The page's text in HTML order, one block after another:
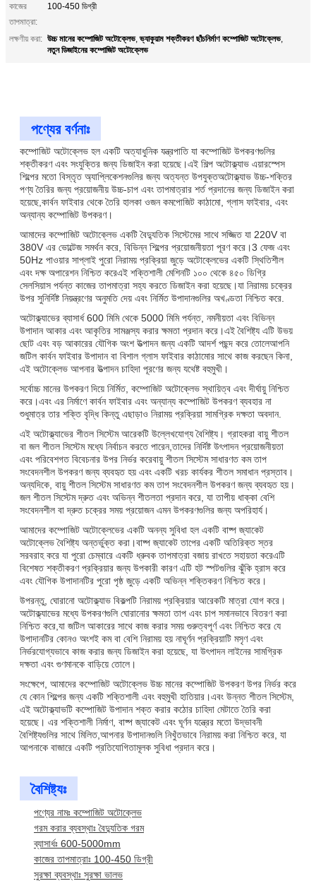
কাজের
তাপমাত্রা:
100-450 ডিগ্রী
লক্ষণীয় করা: উচ্চ মানের কম্পোজিট অটোক্লেভ,ভ্যাকুয়াম শক্তীকরণ ছাঁচনির্মাণ কম্পোজিট অটোক্লেভ,
নতুন ডিজাইনের কম্পোজিট অটোক্লেভ
পণ্যের বর্ণনাঃ
কম্পোজিট অটোক্লেভ হল একটি অত্যাধুনিক যন্ত্রপাতি যা কম্পোজিট উপকরণগুলির
শক্তীকরণ এবং সংযুক্তির জন্য ডিজাইন করা হয়েছে।এই শিল্প অটোক্ল্যাভ এয়ারস্পেস
শিল্পের মতো বিস্তৃত অ্যাপ্লিকেশনগুলির জন্য অত্যন্ত উপযুক্তঅটোক্ল্যাভ উচ্চ-শক্তির
পণ্য তৈরির জন্য প্রয়োজনীয় উচ্চ-চাপ এবং তাপমাত্রার শর্ত প্রদানের জন্য ডিজাইন করা
হয়েছে,কার্বন ফাইবার থেকে তৈরি হালকা ওজন কমপোজিট কাঠামো, গ্লাস ফাইবার, এবং
অন্যান্য কম্পোজিট উপকরণ।
আমাদের কম্পোজিট অটোক্লেভ একটি বৈদ্যুতিক সিস্টেমের সাথে সজ্জিত যা 220V বা
380V এর ভোল্টেজ সমর্থন করে, বিভিন্ন শিল্পের প্রয়োজনীয়তা পূরণ করে।3 ফেজ এবং
50Hz পাওয়ার সাপ্লাই পুরো নিরাময় প্রক্রিয়া জুড়ে অটোক্লেভের একটি স্থিতিশীল
এবং দক্ষ অপারেশন নিশ্চিত করেএই শক্তিশালী মেশিনটি ১০০ থেকে ৪৫০ ডিগ্রি
সেলসিয়াস পর্যন্ত কাজের তাপমাত্রা সহ্য করতে ডিজাইন করা হয়েছে।যা নিরাময় চক্রের
উপর সুনির্দিষ্ট নিয়ন্ত্রণের অনুমতি দেয় এবং নির্মিত উপাদানগুলির অখণ্ডতা নিশ্চিত করে.
অটোক্ল্যাভের ব্যাসার্ধ 600 মিমি থেকে 5000 মিমি পর্যন্ত, নমনীয়তা এবং বিভিন্ন
উপাদান আকার এবং আকৃতির সামঞ্জস্য করার ক্ষমতা প্রদান করে।এই বৈশিষ্ট্য এটি উভয়
ছোট এবং বড় আকারের যৌগিক অংশ উত্পাদন জন্য একটি আদর্শ পছন্দ করে তোলেআপনি
জটিল কার্বন ফাইবার উপাদান বা বিশাল গ্লাস ফাইবার কাঠামোর সাথে কাজ করছেন কিনা,
এই অটোক্লেভ আপনার উত্পাদন চাহিদা পূরণের জন্য যথেষ্ট বহুমুখী।
সর্বোচ্চ মানের উপকরণ দিয়ে নির্মিত, কম্পোজিট অটোক্লেভ স্থায়িত্ব এবং দীর্ঘায়ু নিশ্চিত
করে।এবং এর নির্মাণে কার্বন ফাইবার এবং অন্যান্য কম্পোজিট উপকরণ ব্যবহার না
শুধুমাত্র তার শক্তি বৃদ্ধি কিন্তু এছাড়াও নিরাময় প্রক্রিয়া সামগ্রিক দক্ষতা অবদান.
এই অটোক্ল্যাভের শীতল সিস্টেম আরেকটি উল্লেখযোগ্য বৈশিষ্ট্য। গ্রাহকরা বায়ু শীতল
বা জল শীতল সিস্টেম মধ্যে নির্বাচন করতে পারেন,তাদের নির্দিষ্ট উৎপাদন প্রয়োজনীয়তা
এবং পরিবেশগত বিবেচনার উপর নির্ভর করেবায়ু শীতল সিস্টেম সাধারণত কম তাপ
সংবেদনশীল উপকরণ জন্য ব্যবহৃত হয় এবং একটি খরচ কার্যকর শীতল সমাধান প্রস্তাব।
অন্যদিকে, বায়ু শীতল সিস্টেম সাধারণত কম তাপ সংবেদনশীল উপকরণ জন্য ব্যবহৃত হয়।
জল শীতল সিস্টেম দ্রুত এবং অভিন্ন শীতলতা প্রদান করে, যা তাপীয় ধাক্কা বেশি
সংবেদনশীল বা দ্রুত চক্রের সময় প্রয়োজন এমন উপকরণগুলির জন্য অপরিহার্য।
আমাদের কম্পোজিট অটোক্লেভের একটি অনন্য সুবিধা হল একটি বাষ্প জ্যাকেট
অটোক্লেভ বৈশিষ্ট্য অন্তর্ভুক্ত করা।বাষ্প জ্যাকেট তাপের একটি অতিরিক্ত স্তর
সরবরাহ করে যা পুরো চেম্বারে একটি ধ্রুবক তাপমাত্রা বজায় রাখতে সহায়তা করেএটি
বিশেষত শক্তীকরণ প্রক্রিয়ার জন্য উপকারী কারণ এটি হট স্পটগুলির ঝুঁকি হ্রাস করে
এবং যৌগিক উপাদানটির পুরো পৃষ্ঠ জুড়ে একটি অভিন্ন শক্তিকরণ নিশ্চিত করে।
উপরন্তু, ঘোরানো অটোক্ল্যাভ বিকল্পটি নিরাময় প্রক্রিয়ার আরেকটি মাত্রা যোগ করে।
অটোক্ল্যাভের মধ্যে উপকরণগুলি ঘোরানোর ক্ষমতা তাপ এবং চাপ সমানভাবে বিতরণ করা
নিশ্চিত করে,যা জটিল আকারের সাথে কাজ করার সময় গুরুত্বপূর্ণ এবং নিশ্চিত করে যে
উপাদানটির কোনও অংশই কম বা বেশি নিরাময় হয় নাঘূর্ণন প্রক্রিয়াটি মসৃণ এবং
নির্ভরযোগ্যভাবে কাজ করার জন্য ডিজাইন করা হয়েছে, যা উৎপাদন লাইনের সামগ্রিক
দক্ষতা এবং গুণমানকে বাড়িয়ে তোলে।
সংক্ষেপে, আমাদের কম্পোজিট অটোক্লেভ উচ্চ মানের কম্পোজিট উপকরণ উপর নির্ভর করে
যে কোন শিল্পের জন্য একটি শক্তিশালী এবং বহুমুখী হাতিয়ার।এবং উন্নত শীতল সিস্টেম,
এই অটোক্ল্যাভটি কম্পোজিট উপাদান শক্ত করার কঠোর চাহিদা মেটাতে তৈরি করা
হয়েছে। এর শক্তিশালী নির্মাণ, বাষ্প জ্যাকেট এবং ঘূর্ণন যন্ত্রের মতো উদ্ভাবনী
বৈশিষ্ট্যগুলির সাথে মিলিত,আপনার উপাদানগুলি নিখুঁতভাবে নিরাময় করা নিশ্চিত করে, যা
আপনাকে বাজারে একটি প্রতিযোগিতামূলক সুবিধা প্রদান করে।
বৈশিষ্ট্যঃ
পণ্যের নামঃ কম্পোজিট অটোক্লেভ
গরম করার ব্যবস্থাঃ বৈদ্যুতিক গরম
ব্যাসার্ধঃ 600-5000mm
কাজের তাপমাত্রাঃ 100-450 ডিগ্রী
সুরক্ষা ব্যবস্থাঃ সুরক্ষা ভালভ